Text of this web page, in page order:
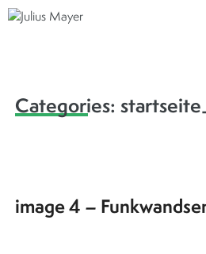
Zum
Inhalt
Categories:
image 4 –